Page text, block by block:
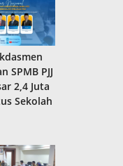
SPMB PJJ
2,4 Juta
Sekolah